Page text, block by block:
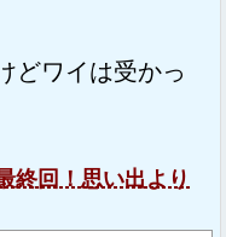
どワイは受かっ
終回！思い出より